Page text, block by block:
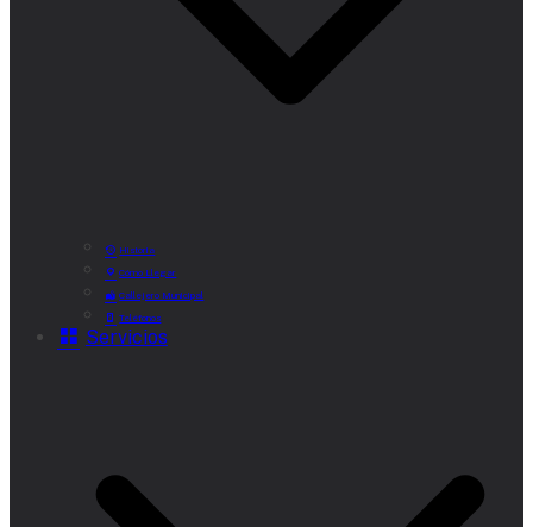
Historia
Cómo Llegar
Callejero Municipal
Teléfonos
Servicios